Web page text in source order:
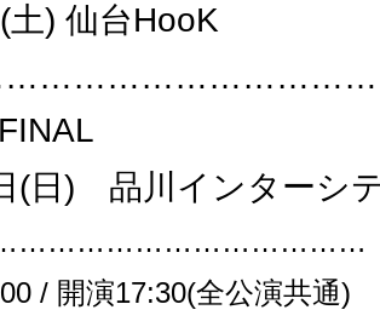
(土) 仙台HooK
(日 ) 品川インターシ
/ 開演17:30(全公演共通)